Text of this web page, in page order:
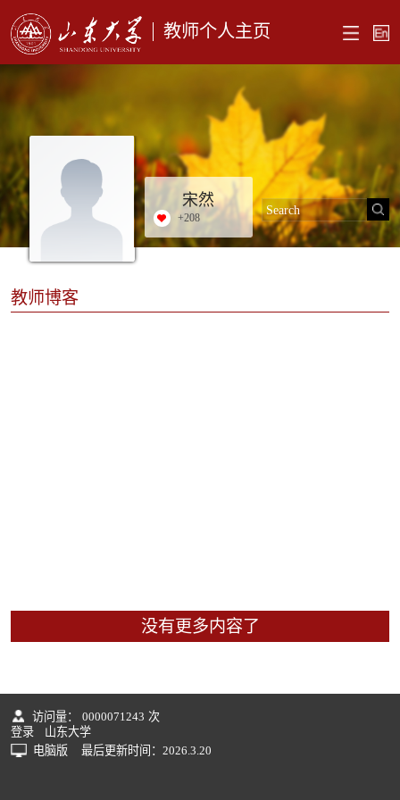
教师个人主页
宋然
+208
教师博客
没有更多内容了
访问量： 0000071243 次
登录
山东大学
电脑版
最后更新时间： 2026 3 20